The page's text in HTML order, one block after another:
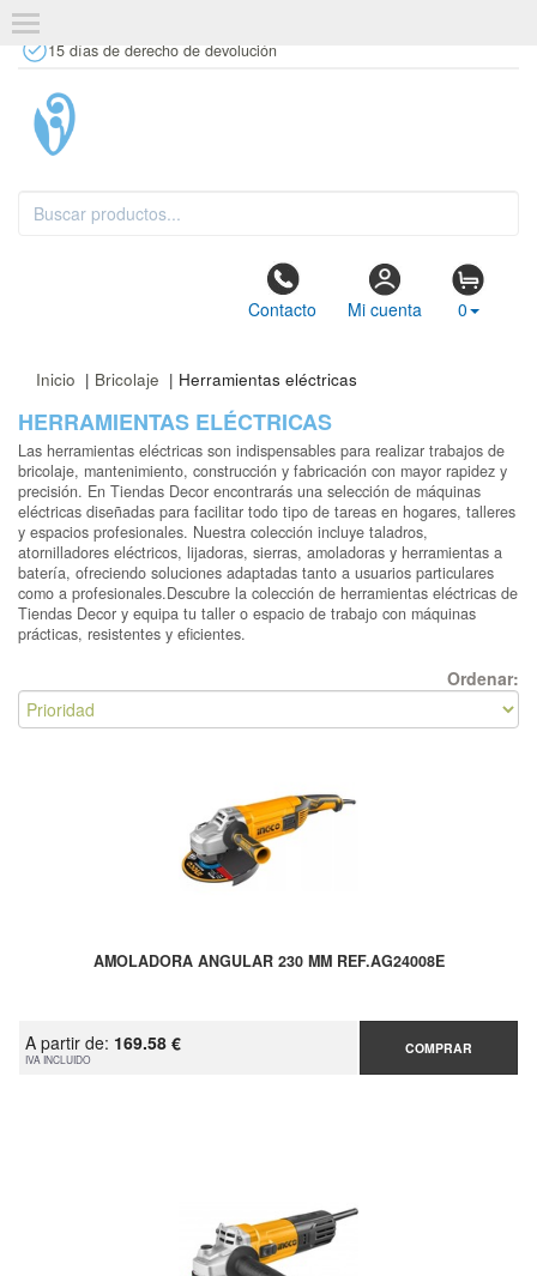
15 días de derecho de devolución
Contacto Mi cuenta 0
Inicio | Bricolaje | Herramientas eléctricas
HERRAMIENTAS ELÉCTRICAS
Las herramientas eléctricas son indispensables para realizar trabajos de
bricolaje, mantenimiento, construcción y fabricación con mayor rapidez y
precisión. En Tiendas Decor encontrarás una selección de máquinas
eléctricas diseñadas para facilitar todo tipo de tareas en hogares, talleres
y espacios profesionales. Nuestra colección incluye taladros,
atornilladores eléctricos, lijadoras, sierras, amoladoras y herramientas a
batería, ofreciendo soluciones adaptadas tanto a usuarios particulares
como a profesionales.Descubre la colección de herramientas eléctricas de
Tiendas Decor y equipa tu taller o espacio de trabajo con máquinas
prácticas, resistentes y eficientes.
Ordenar:
AMOLADORA ANGULAR 230 MM REF.AG24008E
A partir de: 169.58 €
IVA INCLUIDO
COMPRAR